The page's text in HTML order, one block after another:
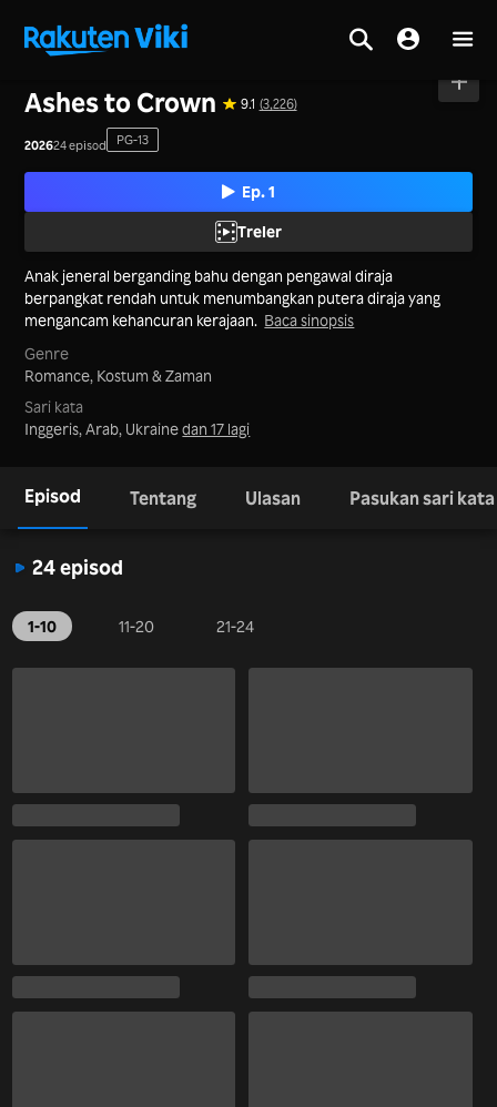
Ashes to Crown 9.1 (3,226)
202624 episod PG-13
Ep. 1
Treler
Anak jeneral berganding bahu dengan pengawal diraja
berpangkat rendah untuk menumbangkan putera diraja yang
mengancam kehancuran kerajaan. Baca sinopsis
Genre
Romance, Kostum & Zaman
Sari kata
Inggeris, Arab, Ukrainedan 17 lagi
Episod Tentang Ulasan Pasukan sari kata
24 episod
1-10 11-20 21-24